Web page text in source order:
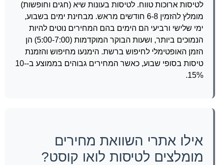
לטיסות ארוכות טווח. לטיסות בעונות שיא (חגים וחופשות)
מומלץ להזמין 6-8 חודשים מראש. מבחינת ימים בשבוע,
ימי שלישי ורביעי הם הימים בהם המחירים נוטים להיות
הנמוכים ביותר, ושעות הבוקר המוקדמות (5:00-7:00) הן
הזמן האופטימלי לחיפוש ברשת. הימנעו מחיפוש והזמנת
טיסות בסופי שבוע, כאשר המחירים גבוהים בממוצע ב-10-
15%.
אילו אתרי השוואת מחירים
מומלצים לטיסות לואו קוסט?